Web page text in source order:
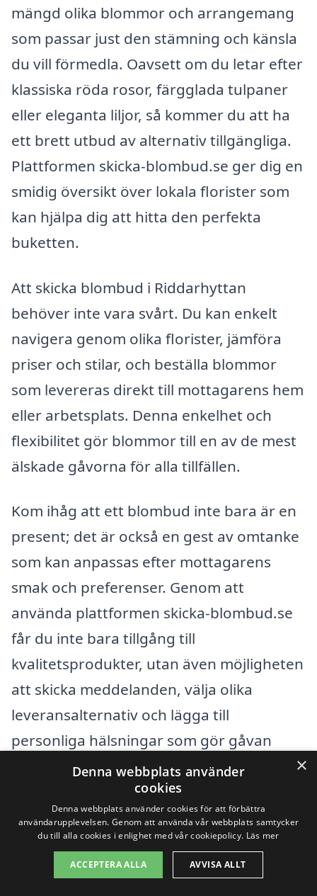
mängd olika blommor och arrangemang
som passar just den stämning och känsla
du vill förmedla. Oavsett om du letar efter
klassiska röda rosor, färgglada tulpaner
eller eleganta liljor, så kommer du att ha
ett brett utbud av alternativ tillgängliga.
Plattformen skicka-blombud.se ger dig en
smidig översikt över lokala florister som
kan hjälpa dig att hitta den perfekta
buketten.
Att skicka blombud i Riddarhyttan
behöver inte vara svårt. Du kan enkelt
navigera genom olika florister, jämföra
priser och stilar, och beställa blommor
som levereras direkt till mottagarens hem
eller arbetsplats. Denna enkelhet och
flexibilitet gör blommor till en av de mest
älskade gåvorna för alla tillfällen.
Kom ihåg att ett blombud inte bara är en
present; det är också en gest av omtanke
som kan anpassas efter mottagarens
smak och preferenser. Genom att
använda plattformen skicka-blombud.se
får du inte bara tillgång till
kvalitetsprodukter, utan även möjligheten
att skicka meddelanden, välja olika
leveransalternativ och lägga till
personliga hälsningar som gör gåvan
ännu mer speciell.
Sammanfattningsvis, oavsett vilket tillfälle
du firar eller vilket budskap du vill
förmedla, finns det många anledningar
×
Denna webbplats använder
cookies
Denna webbplats använder cookies för att förbättra
användarupplevelsen. Genom att använda vår webbplats samtycker
du till alla cookies i enlighet med vår cookiepolicy. Läs mer
ACCEPTERA ALLA AVVISA ALLT